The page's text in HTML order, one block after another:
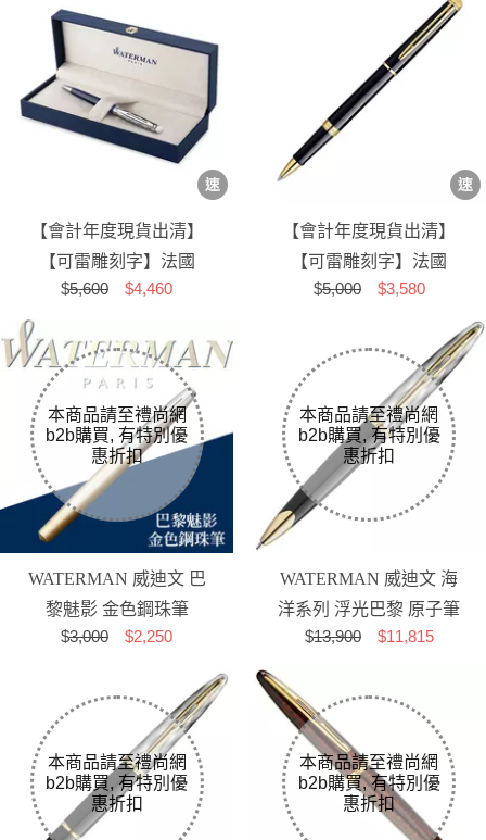
【會計年度現貨出清】
【可雷雕刻字】法國
WATERMAN 雋雅系列
$5,600 $4,460
【會計年度現貨出清】
【可雷雕刻字】法國
WATERMAN 雋雅系列
$5,000$3,580
WATERMAN 威迪文 巴
黎魅影 金色鋼珠筆
$3,000 $2,250
WATERMAN 威迪文 海
洋系列 浮光巴黎 原子筆
$13,900$11,815